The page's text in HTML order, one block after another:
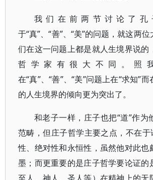
我们在前两节讨论了孔
于“真”、“善”、“美”的问题，就这两
们在这一问题上都是就人生境界说的
哲学家有很大不同。照
在“真”、“善”、“美”问题上在“求知”
的人生境界的倾向更为突出了。
和老子一样，庄子也把“道”作为
范畴，但庄子哲学主要之点，不在于
性、绝对性和永恒性，虽然他对此也
墨；而更重要的是庄子哲学要论证的